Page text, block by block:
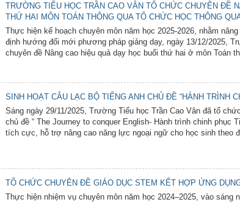
TRƯỜNG TIỂU HỌC TRẦN CAO VÂN TỔ CHỨC CHUYÊN ĐỀ
THỨ HAI MÔN TOÁN THÔNG QUA TỔ CHỨC HỌC THÔNG
Thực hiện kế hoạch chuyên môn năm học 2025-2026, nhằm
định hướng đổi mới phương pháp giảng dạy, ngày 13/12/2025,
chuyên đề Nâng cao hiệu quả dạy học buổi thứ hai ở môn Toán
SINH HOẠT CÂU LẠC BỘ TIẾNG ANH CHỦ ĐỀ “HÀNH TRÌNH
Sáng ngày 29/11/2025, Trường Tiểu học Trần Cao Vân đã tổ
chủ đề “ The Journey to conquer English- Hành trình chinh phục
tích cực, hỗ trợ nâng cao năng lực ngoại ngữ cho học sinh theo
TỔ CHỨC CHUYÊN ĐỀ GIÁO DỤC STEM KẾT HỢP ỨNG
Thực hiện nhiệm vụ chuyên môn năm học 2024–2025, vào sáng